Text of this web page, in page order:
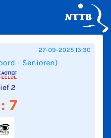
27-09-2025 13:30
- Senioren)
2
7